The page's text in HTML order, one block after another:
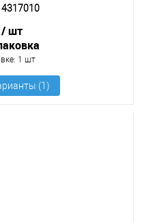
шт
: 1 шт